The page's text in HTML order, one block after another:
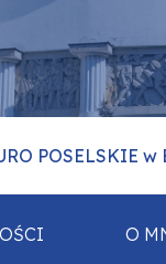
POSELSKIE
O